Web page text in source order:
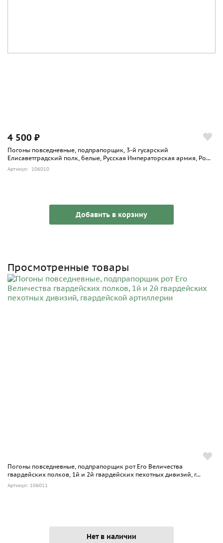
4 500 ₽
Погоны повседневные, подпрапорщик, 3-й гусарский
Елисаветградский полк, белые, Русская Императорская армия, Ро...
Артикул: 106010
Добавить в корзину
Просмотренные товары
Погоны повседневные, подпрапорщик рот Его Величества
гвардейских полков, 1й и 2й гвардейских пехотных дивизий, г...
Артикул: 106011
Нет в наличии